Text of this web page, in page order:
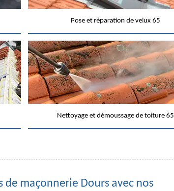
Pose et réparation de velux 65
Nettoyage et démoussage de toiture 65
de maçonnerie Dours avec nos